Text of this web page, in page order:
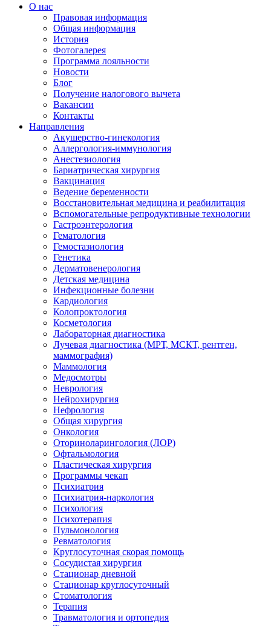
О нас
Правовая информация
Общая информация
История
Фотогалерея
Программа лояльности
Новости
Блог
Получение налогового вычета
Вакансии
Контакты
Направления
Акушерство-гинекология
Аллергология-иммунология
Анестезиология
Бариатрическая хирургия
Вакцинация
Ведение беременности
Восстановительная медицина и реабилитация
Вспомогательные репродуктивные технологии
Гастроэнтерология
Гематология
Гемостазиология
Генетика
Дерматовенерология
Детская медицина
Инфекционные болезни
Кардиология
Колопроктология
Косметология
Лабораторная диагностика
Лучевая диагностика (МРТ, МСКТ, рентген,
маммография)
Маммология
Медосмотры
Неврология
Нейрохирургия
Нефрология
Общая хирургия
Онкология
Оториноларингология (ЛОР)
Офтальмология
Пластическая хирургия
Программы чекап
Психиатрия
Психиатрия-наркология
Психология
Психотерапия
Пульмонология
Ревматология
Круглосуточная скорая помощь
Сосудистая хирургия
Стационар дневной
Стационар круглосуточный
Стоматология
Терапия
Травматология и ортопедия